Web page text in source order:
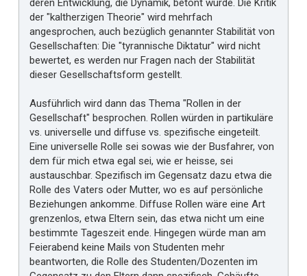
der "kaltherzigen Theorie" wird mehrfach
angesprochen, auch bezüglich genannter Stabilität von
Gesellschaften: Die "tyrannische Diktatur" wird nicht
bewertet, es werden nur Fragen nach der Stabilität
dieser Gesellschaftsform gestellt.
Ausführlich wird dann das Thema "Rollen in der
Gesellschaft" besprochen. Rollen würden in partikuläre
vs. universelle und diffuse vs. spezifische eingeteilt.
Eine universelle Rolle sei sowas wie der Busfahrer, von
dem für mich etwa egal sei, wie er heisse, sei
austauschbar. Spezifisch im Gegensatz dazu etwa die
Rolle des Vaters oder Mutter, wo es auf persönliche
Beziehungen ankomme. Diffuse Rollen wäre eine Art
grenzenlos, etwa Eltern sein, das etwa nicht um eine
bestimmte Tageszeit ende. Hingegen würde man am
Feierabend keine Mails von Studenten mehr
beantworten, die Rolle des Studenten/Dozenten im